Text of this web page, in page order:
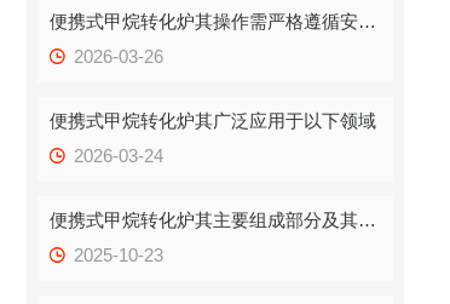
便携式甲烷转化炉其操作需严格遵循安全与规范流程
2026-03-26
便携式甲烷转化炉其广泛应用于以下领域
2026-03-24
便携式甲烷转化炉其主要组成部分及其功能如下
2025-10-23